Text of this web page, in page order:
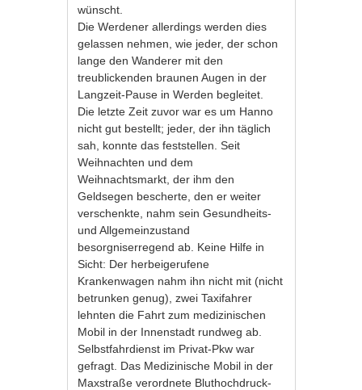
wünscht.
Die Werdener allerdings werden dies
gelassen nehmen, wie jeder, der schon
lange den Wanderer mit den
treublickenden braunen Augen in der
Langzeit-Pause in Werden begleitet.
Die letzte Zeit zuvor war es um Hanno
nicht gut bestellt; jeder, der ihn täglich
sah, konnte das feststellen. Seit
Weihnachten und dem
Weihnachtsmarkt, der ihm den
Geldsegen bescherte, den er weiter
verschenkte, nahm sein Gesundheits-
und Allgemeinzustand
besorgniserregend ab. Keine Hilfe in
Sicht: Der herbeigerufene
Krankenwagen nahm ihn nicht mit (nicht
betrunken genug), zwei Taxifahrer
lehnten die Fahrt zum medizinischen
Mobil in der Innenstadt rundweg ab.
Selbstfahrdienst im Privat-Pkw war
gefragt. Das Medizinische Mobil in der
Maxstraße verordnete Bluthochdruck-